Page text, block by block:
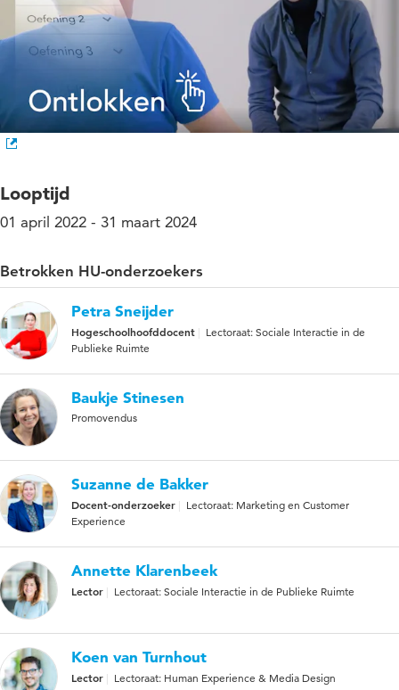
Looptijd
01 april 2022 - 31 maart 2024
Betrokken HU-onderzoekers
Petra Sneijder
Hogeschoolhoofddocent
Lectoraat: Sociale Interactie in de
Publieke Ruimte
Baukje Stinesen
Promovendus
Suzanne de Bakker
Docent-onderzoeker
Lectoraat: Marketing en Customer
Experience
Annette Klarenbeek
Lector Lectoraat: Sociale Interactie in de Publieke Ruimte
Koen van Turnhout
Lector Lectoraat: Human Experience & Media Design